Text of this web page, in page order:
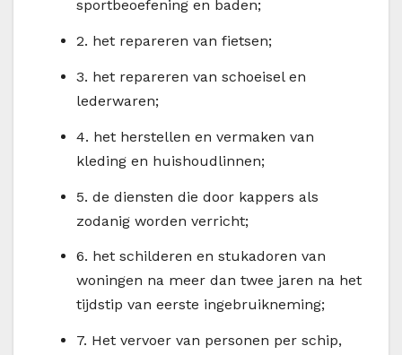
sportbeoefening en baden;
2. het repareren van fietsen;
3. het repareren van schoeisel en
lederwaren;
4. het herstellen en vermaken van
kleding en huishoudlinnen;
5. de diensten die door kappers als
zodanig worden verricht;
6. het schilderen en stukadoren van
woningen na meer dan twee jaren na het
tijdstip van eerste ingebruikneming;
7. Het vervoer van personen per schip,